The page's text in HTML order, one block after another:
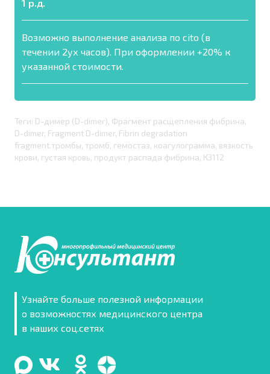
1 р.д.
Возможно выполнение анализа по cito (в
течении 2ух часов). При оформлении +20% к
указанной стоимости.
Теги: D-димер (D-dimer), Фрагмент расщепления фибрина,
D-dimer, Fragment D-dimer, Fibrin degradation
fragment.тромбы, тромб, гемостаз, коагулограмма, вязкость
крови, густая кровь, продукт распада фибрина, КЗ112
Узнайте больше полезной информации
о возможностях медицинского центра
в наших соц.сетях